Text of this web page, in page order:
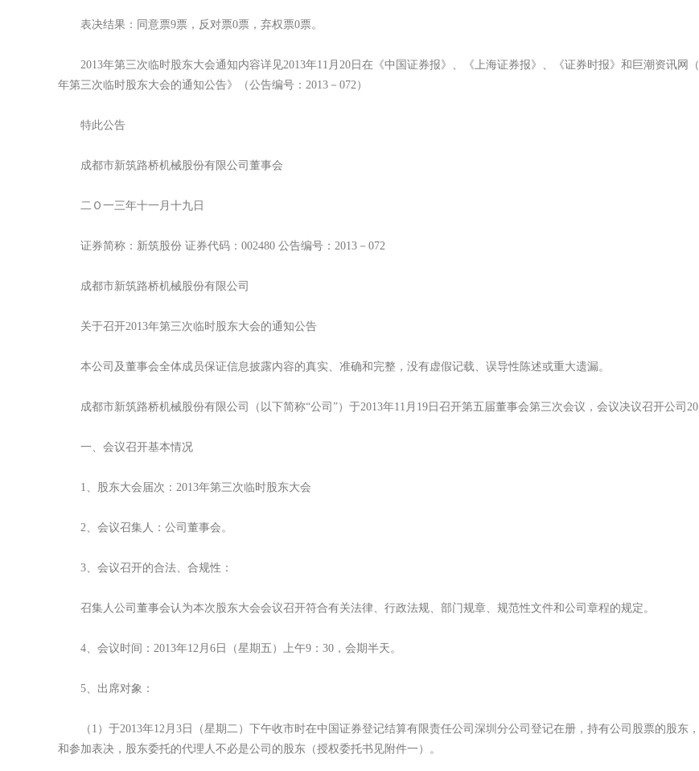
表决结果：同意票9票，反对票0票，弃权票0票。
2013年第三次临时股东大会通知内容详见2013年11月20日在《中国证券报》、《上海证券报》、《证券时报》和巨潮资讯网
年第三次临时股东大会的通知公告》（公告编号：2013－072）
特此公告
成都市新筑路桥机械股份有限公司董事会
二Ｏ一三年十一月十九日
证券简称：新筑股份 证券代码：002480 公告编号：2013－072
成都市新筑路桥机械股份有限公司
关于召开2013年第三次临时股东大会的通知公告
本公司及董事会全体成员保证信息披露内容的真实、准确和完整，没有虚假记载、误导性陈述或重大遗漏。
成都市新筑路桥机械股份有限公司（以下简称“公司”）于2013年11月19日召开第五届董事会第三次会议，会议决议召开公司
一、会议召开基本情况
1、股东大会届次：2013年第三次临时股东大会
2、会议召集人：公司董事会。
3、会议召开的合法、合规性：
召集人公司董事会认为本次股东大会会议召开符合有关法律、行政法规、部门规章、规范性文件和公司章程的规定。
4、会议时间：2013年12月6日（星期五）上午9：30，会期半天。
5、出席对象：
（1）于2013年12月3日（星期二）下午收市时在中国证券登记结算有限责任公司深圳分公司登记在册，持有公司股票的股东
和参加表决，股东委托的代理人不必是公司的股东（授权委托书见附件一）。